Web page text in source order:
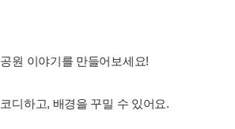
원 이야기를 만들어보세요!
디하고, 배경을 꾸밀 수 있어요.